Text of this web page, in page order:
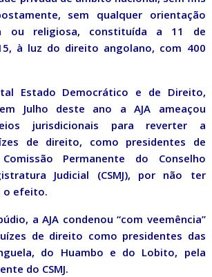
sem qualquer orientação
ou religiosa, constituída a 11 de
à luz do direito angolano, com 400
Estado Democrático e de Direito,
Julho deste ano a AJA ameaçou
jurisdicionais para reverter a
de direito, como presidentes de
Permanente do Conselho
Judicial (CSMJ), por não ter
o efeito.
a AJA condenou “com veemência”
de direito como presidentes das
do Huambo e do Lobito, pela
do CSMJ.